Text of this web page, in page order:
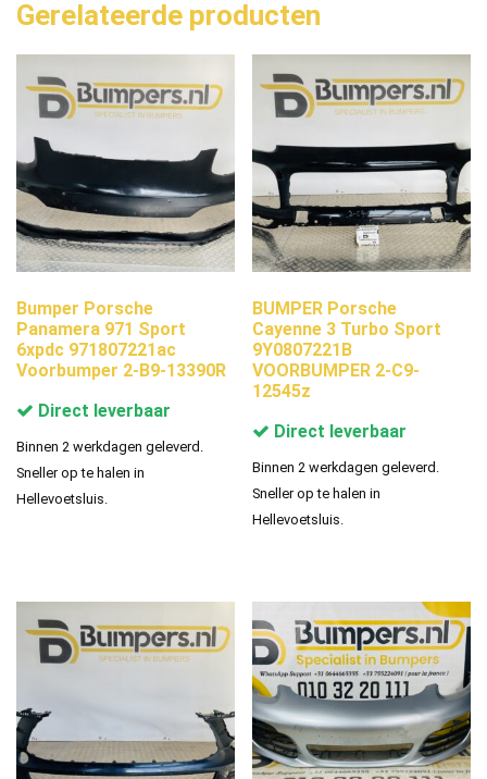
Gerelateerde producten
Bumper Porsche
Panamera 971 Sport
6xpdc 971807221ac
Voorbumper 2-B9-13390R
Direct leverbaar
Binnen 2 werkdagen geleverd.
Sneller op te halen in
Hellevoetsluis.
BUMPER Porsche
Cayenne 3 Turbo Sport
9Y0807221B
VOORBUMPER 2-C9-
12545z
Direct leverbaar
Binnen 2 werkdagen geleverd.
Sneller op te halen in
Hellevoetsluis.